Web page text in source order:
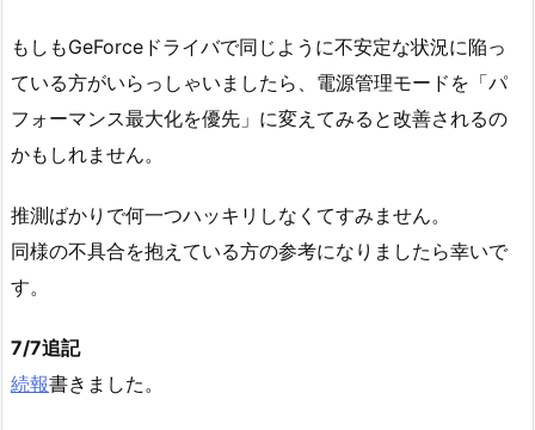
もしもGeForceドライバで同じように不安定な状況に陥っ
ている方がいらっしゃいましたら、電源管理モードを「パ
フォーマンス最大化を優先」に変えてみると改善されるの
かもしれません。
推測ばかりで何一つハッキリしなくてすみません。
同様の不具合を抱えている方の参考になりましたら幸いで
す。
7/7追記
続報書きました。